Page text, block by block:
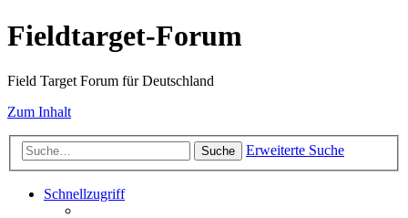
Fieldtarget-Forum
Field Target Forum für Deutschland
Zum Inhalt
Suche Erweiterte Suche
Schnellzugriff